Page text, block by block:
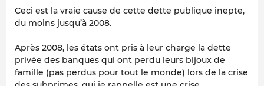
Ceci est la vraie cause de cette dette publique inepte,
du moins jusqu’à 2008.
Après 2008, les états ont pris à leur charge la dette
privée des banques qui ont perdu leurs bijoux de
famille (pas perdus pour tout le monde) lors de la crise